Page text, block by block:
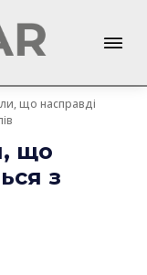
що насправді
що
з